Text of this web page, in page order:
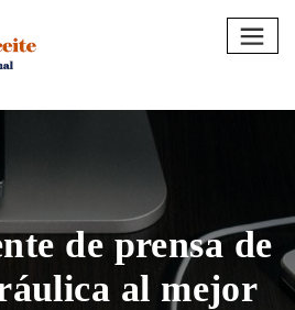
de prensa de
al mejor